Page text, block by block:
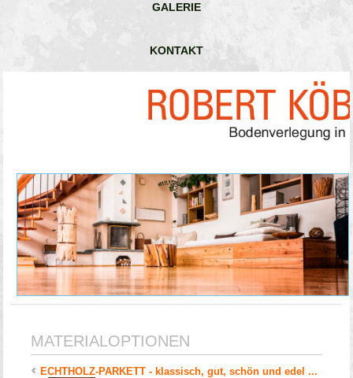
GALERIE
KONTAKT
MATERIALOPTIONEN
ECHTHOLZ-PARKETT - klassisch, gut, schön und edel ...